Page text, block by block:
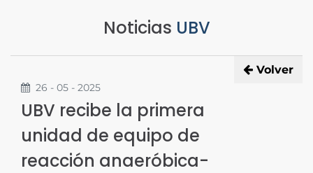
Noticias UBV
Volver
26 - 05 - 2025
UBV recibe la primera
unidad de equipo de
reacción anaeróbica-